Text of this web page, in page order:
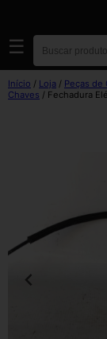
☰
Início / Loja / Peças de
Chaves / Fechadura